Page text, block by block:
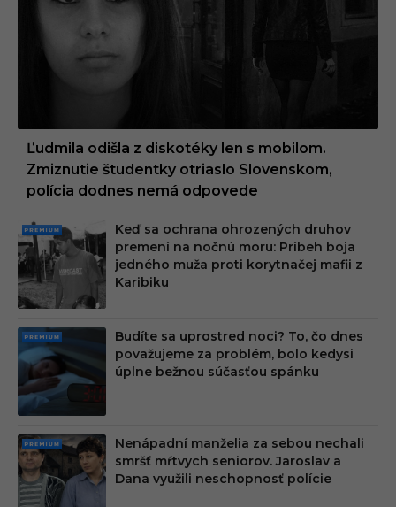
UM
Ľudmila odišla z diskotéky len s mobilom.
Zmiznutie študentky otriaslo Slovenskom,
polícia dodnes nemá odpovede
PRE
MIU
M
Keď sa ochrana ohrozených druhov
premení na nočnú moru: Príbeh boja
jedného muža proti korytnačej mafii z
Karibiku
PRE
MIU
M
Budíte sa uprostred noci? To, čo dnes
považujeme za problém, bolo kedysi
úplne bežnou súčasťou spánku
PRE
MIU
M
Nenápadní manželia za sebou nechali
smršť mŕtvych seniorov. Jaroslav a
Dana využili neschopnosť polície